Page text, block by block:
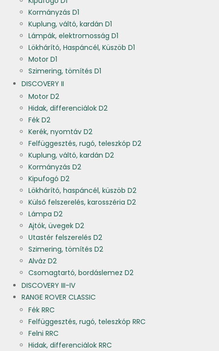
Kormányzás D1
Kuplung, váltó, kardán D1
Lámpák, elektromosság D1
Lökhárító, Haspáncél, Küszöb D1
Motor D1
Szimering, tömítés D1
DISCOVERY II
Motor D2
Hidak, differenciálok D2
Fék D2
Kerék, nyomtáv D2
Felfüggesztés, rugó, teleszkóp D2
Kuplung, váltó, kardán D2
Kormányzás D2
Kipufogó D2
Lökhárító, haspáncél, küszöb D2
Külső felszerelés, karosszéria D2
Lámpa D2
Ajtók, üvegek D2
Utastér felszerelés D2
Szimering, tömítés D2
Alváz D2
Csomagtartó, bordáslemez D2
DISCOVERY III-IV
RANGE ROVER CLASSIC
Fék RRC
Felfüggesztés, rugó, teleszkóp RRC
Felni RRC
Hidak, differenciálok RRC